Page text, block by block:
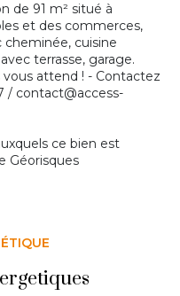
de 91 m² situé à
et des commerces,
cuisine
terrasse, garage.
attend ! - Contactez
/ contact@access-
ce bien est
Géorisques